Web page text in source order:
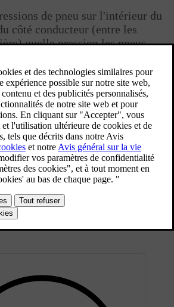
de pneu sur l'intérieur du
côté conducteur (entre les
quelle pression les pneus
de pression des pneus
désignation des pneus montés en usine sur
de charges et les pressions de